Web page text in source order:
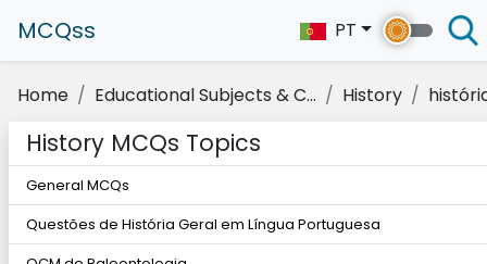
MCQss PT
Home Educational Subjects & C... History
History MCQs Topics
General MCQs
Questões de História Geral em Língua Portuguesa